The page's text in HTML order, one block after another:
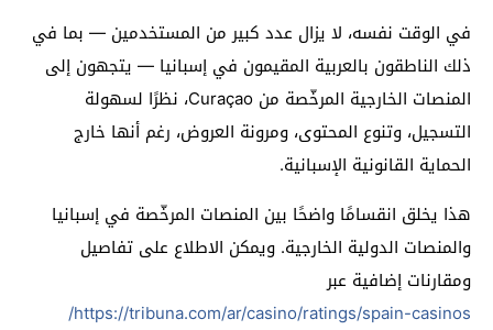
في الوقت نفسه، لا يزال عدد كبير من المستخدمين — بما في
ذلك الناطقون بالعربية المقيمون في إسبانيا — يتجهون إلى
المنصات الخارجية المرخّصة من Curaçao، نظرًا لسهولة
التسجيل، وتنوع المحتوى، ومرونة العروض، رغم أنها خارج
الحماية القانونية الإسبانية.
هذا يخلق انقسامًا واضحًا بين المنصات المرخّصة في إسبانيا
والمنصات الدولية الخارجية. ويمكن الاطلاع على تفاصيل
ومقارنات إضافية عبر
https://tribuna.com/ar/casino/ratings/spain-casinos/